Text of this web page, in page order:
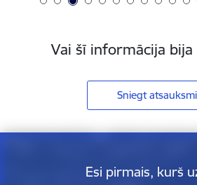
Vai šī informācija bija
Sniegt atsauksmi
Esi pirmais, kurš